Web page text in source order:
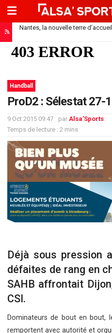
Nantes, la nouvelle terre
Handball
ProD2 : Sélestat 27-
9 Oct 2015 09:47 par Alsa'Sports
Temps de lecture : 2 mins
Déjà sous pression
défaites de rang en
SAHB affrontait
CSI.
Dominateurs de bout en bout,
remportent avec autorité et